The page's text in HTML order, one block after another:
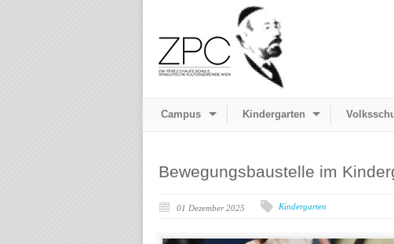
Campus Kindergarten
Bewegungsbaustelle im
01 Dezember 2025 Kindergarten